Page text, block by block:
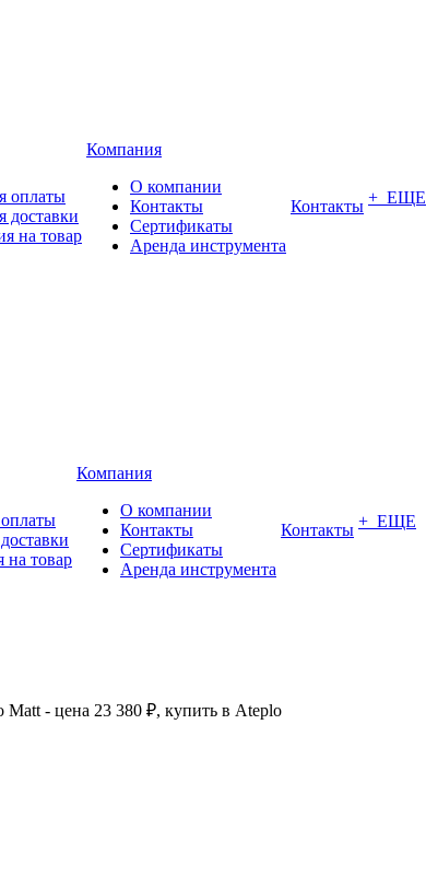
оплаты
доставки
на товар
Компания
О компании
Контакты
Сертификаты
Аренда инструмента
Контакты + ЕЩЕ
на товар
Компания
О компании
Контакты
Сертификаты
Аренда инструмента
Контакты + ЕЩЕ
- цена 23 380 ₽, купить в Ateplo